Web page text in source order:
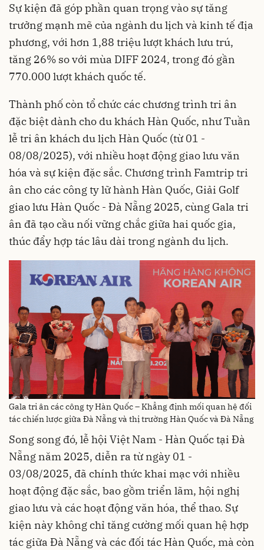
Sự kiện đã góp phần quan trọng vào sự tăng
trưởng mạnh mẽ của ngành du lịch và kinh tế địa
phương, với hơn 1,88 triệu lượt khách lưu trú,
tăng 26% so với mùa DIFF 2024, trong đó gần
770.000 lượt khách quốc tế.
Thành phố còn tổ chức các chương trình tri ân
đặc biệt dành cho du khách Hàn Quốc, như Tuần
lễ tri ân khách du lịch Hàn Quốc (từ 01 -
08/08/2025), với nhiều hoạt động giao lưu văn
hóa và sự kiện đặc sắc. Chương trình Famtrip tri
ân cho các công ty lữ hành Hàn Quốc, Giải Golf
giao lưu Hàn Quốc - Đà Nẵng 2025, cùng Gala tri
ân đã tạo cầu nối vững chắc giữa hai quốc gia,
thúc đẩy hợp tác lâu dài trong ngành du lịch.
Gala tri ân các công ty Hàn Quốc – Khẳng định mối quan hệ đối
tác chiến lược giữa Đà Nẵng và thị trường Hàn Quốc và Đà Nẵng
Song song đó, lễ hội Việt Nam - Hàn Quốc tại Đà
Nẵng năm 2025, diễn ra từ ngày 01 -
03/08/2025, đã chính thức khai mạc với nhiều
hoạt động đặc sắc, bao gồm triển lãm, hội nghị
giao lưu và các hoạt động văn hóa, thể thao. Sự
kiện này không chỉ tăng cường mối quan hệ hợp
tác giữa Đà Nẵng và các đối tác Hàn Quốc, mà còn